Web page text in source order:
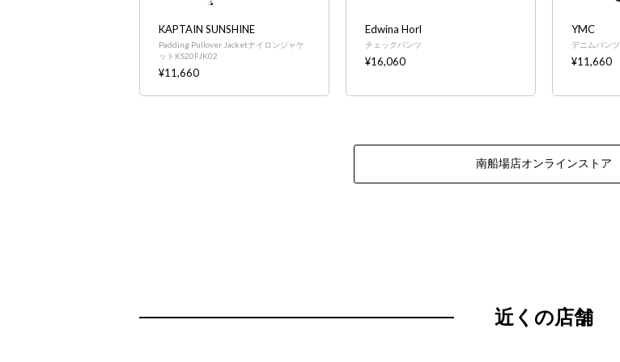
KAPTAIN SUNSHINE
Padding Pullover Jacketナイロンジャケ
ットKS20FJK02
¥11,660
Edwina Horl
チェックパンツ
¥16,060
YMC
デニムパンツ
¥11,660
南船場店オンラインストア
近くの店舗